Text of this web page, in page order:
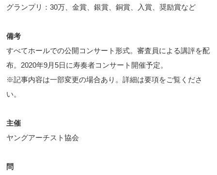
グランプリ：30万、金賞、銀賞、銅賞、入賞、奨励賞など
備考
すべてホールでの公開コンサート形式。審査員による講評を配
布。2020年9月5日に寿奏者コンサート開催予定。
※記事内容は一部変更の場合あり。詳細は要項をご覧くださ
い。
主催
ヤングアーチスト協会
問